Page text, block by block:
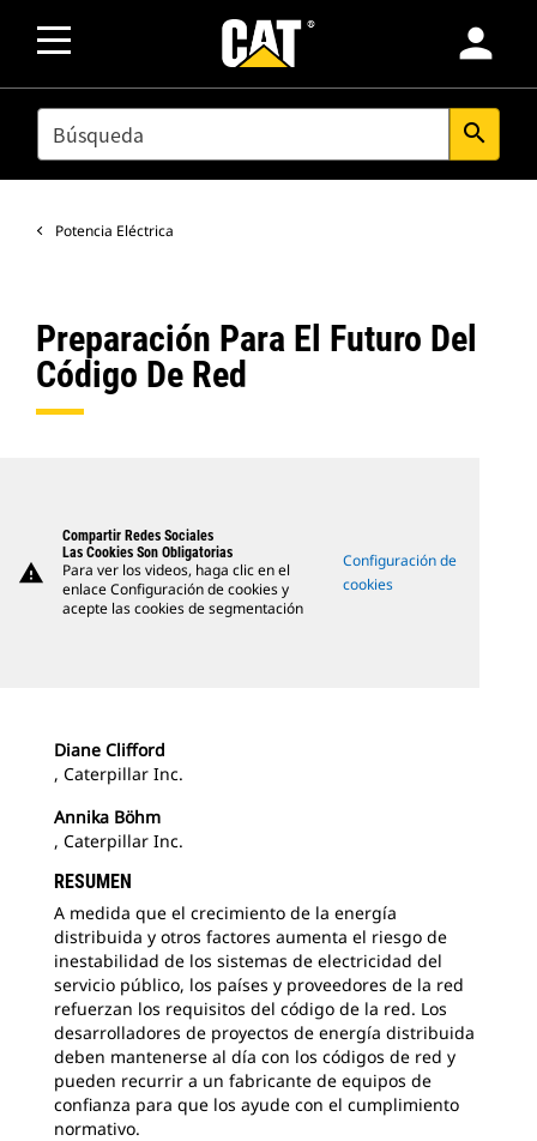
person
SEARCH search
Potencia Eléctrica
Preparación Para El Futuro Del
Código De Red
warning
Compartir Redes Sociales
Las Cookies Son Obligatorias
Para ver los videos, haga clic en el
enlace Configuración de cookies y
acepte las cookies de segmentación
Configuración de
cookies
Diane Clifford
, Caterpillar Inc.
Annika Böhm
, Caterpillar Inc.
RESUMEN
A medida que el crecimiento de la energía
distribuida y otros factores aumenta el riesgo de
inestabilidad de los sistemas de electricidad del
servicio público, los países y proveedores de la red
refuerzan los requisitos del código de la red. Los
desarrolladores de proyectos de energía distribuida
deben mantenerse al día con los códigos de red y
pueden recurrir a un fabricante de equipos de
confianza para que los ayude con el cumplimiento
normativo.